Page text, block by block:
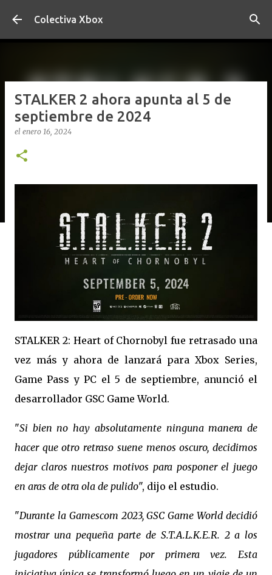
Ir al contenido principal
Colectiva Xbox
STALKER 2 ahora apunta al 5 de
septiembre de 2024
el enero 16, 2024
STALKER 2: Heart of Chornobyl fue retrasado una
vez más y ahora de lanzará para Xbox Series,
Game Pass y PC el 5 de septiembre, anunció el
desarrollador GSC Game World.
"Si bien no hay absolutamente ninguna manera de
hacer que otro retraso suene menos oscuro, decidimos
dejar claros nuestros motivos para posponer el juego
en aras de otra ola de pulido", dijo el estudio.
"Durante la Gamescom 2023, GSC Game World decidió
mostrar una pequeña parte de S.T.A.L.K.E.R. 2 a los
jugadores públicamente por primera vez. Esta